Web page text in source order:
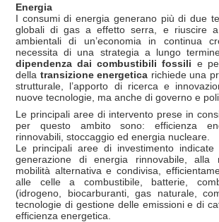
Energia
I consumi di energia generano più di due
globali di gas a effetto serra, e riuscire
ambientali di un’economia in continua
necessita di una strategia a lungo
dipendenza dai combustibili fossili e
della transizione energetica richiede una
strutturale, l’apporto di ricerca e
nuove tecnologie, ma anche di governo e
Le principali aree di intervento prese in
per questo ambito sono: efficienza
rinnovabili, stoccaggio ed energia nucleare.
Le principali aree di investimento
generazione di energia rinnovabile, alla
mobilità alternativa e condivisa,
alle celle a combustibile, batterie,
(idrogeno, biocarburanti, gas naturale,
tecnologie di gestione delle emissioni e di
efficienza energetica.